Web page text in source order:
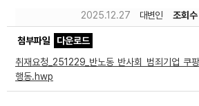
2025.12.27 대변인 조회수
첨부파일
다운로드
취재요청_251229_반노동 반사회 범죄기업 쿠
행동.hwp
노동상담
자료